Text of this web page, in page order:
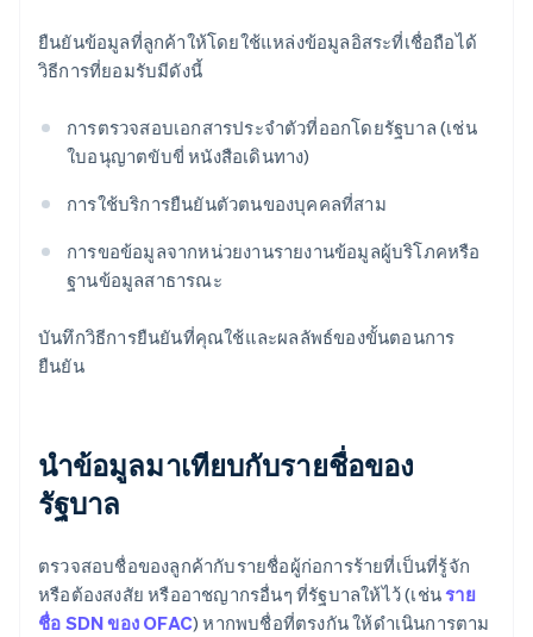
ยืนยันข้อมูลที่ลูกค้าให้โดยใช้แหล่งข้อมูลอิสระที่เชื่อถือได้
วิธีการที่ยอมรับมีดังนี้
การตรวจสอบเอกสารประจำตัวที่ออกโดยรัฐบาล (เช่น
ใบอนุญาตขับขี่ หนังสือเดินทาง)
การใช้บริการยืนยันตัวตนของบุคคลที่สาม
การขอข้อมูลจากหน่วยงานรายงานข้อมูลผู้บริโภคหรือ
ฐานข้อมูลสาธารณะ
บันทึกวิธีการยืนยันที่คุณใช้และผลลัพธ์ของขั้นตอนการ
ยืนยัน
นำข้อมูลมาเทียบกับรายชื่อของ
รัฐบาล
ตรวจสอบชื่อของลูกค้ากับรายชื่อผู้ก่อการร้ายที่เป็นที่รู้จัก
หรือต้องสงสัย หรืออาชญากรอื่นๆ ที่รัฐบาลให้ไว้ (เช่นราย
ชื่อ SDN ของ OFAC) หากพบชื่อที่ตรงกัน ให้ดำเนินการตาม